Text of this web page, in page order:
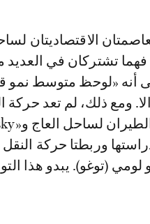
الاقتصاديتان
فهما تشتركان في العديد
ومع ذلك، لم تعد حركة
وربطتا حركة
لومي (توغو). يبدو هذا